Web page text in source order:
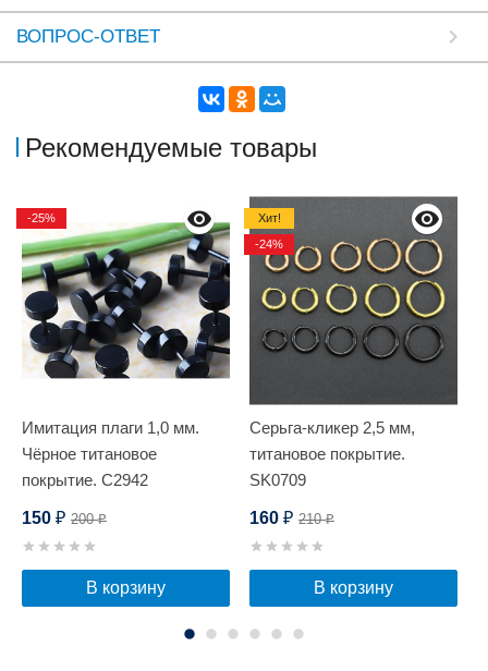
ВОПРОС-ОТВЕТ
Рекомендуемые товары
Имитация плаги 1,0 мм.
Чёрное титановое
покрытие. C2942
150 ₽ 200₽
В корзину
-25%
Серьга-кликер 2,5 мм,
титановое покрытие.
SK0709
160 ₽ 210₽
В корзину
Хит!
-24%